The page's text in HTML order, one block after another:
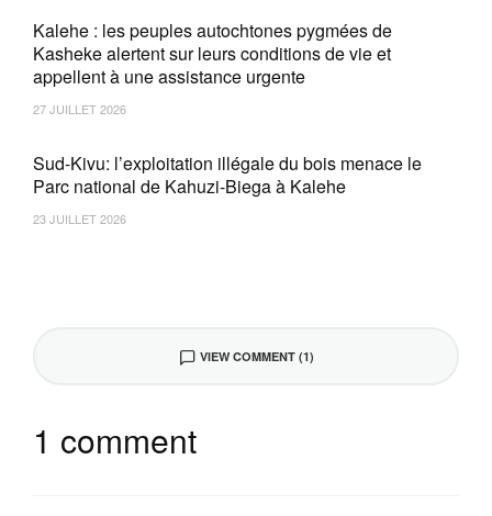
Kalehe : les peuples autochtones pygmées de
Kasheke alertent sur leurs conditions de vie et
appellent à une assistance urgente
27 JUILLET 2026
Sud-Kivu: l’exploitation illégale du bois menace le
Parc national de Kahuzi-Biega à Kalehe
23 JUILLET 2026
VIEW COMMENT (1)
1 comment